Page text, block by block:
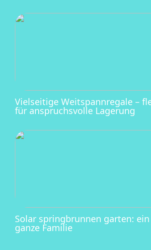
Vielseitige Weitspannregale –
für anspruchsvolle Lagerung
Solar springbrunnen garten:
ganze Familie